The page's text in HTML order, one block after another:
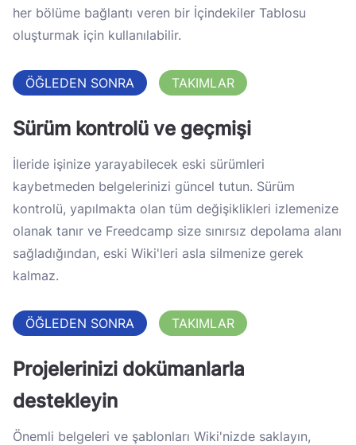
her bölüme bağlantı veren bir İçindekiler Tablosu
oluşturmak için kullanılabilir.
ÖĞLEDEN SONRA TAKIMLAR
Sürüm kontrolü ve geçmişi
İleride işinize yarayabilecek eski sürümleri
kaybetmeden belgelerinizi güncel tutun. Sürüm
kontrolü, yapılmakta olan tüm değişiklikleri izlemenize
olanak tanır ve Freedcamp size sınırsız depolama alanı
sağladığından, eski Wiki'leri asla silmenize gerek
kalmaz.
ÖĞLEDEN SONRA TAKIMLAR
Projelerinizi dokümanlarla
destekleyin
Önemli belgeleri ve şablonları Wiki'nizde saklayın,